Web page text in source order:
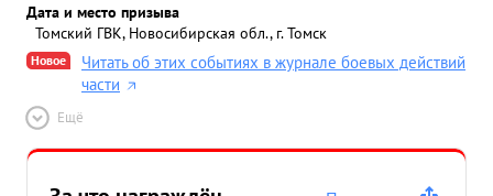
Дата и место призыва
Томский ГВК, Новосибирская обл., г. Томск
Новое
Читать об этих событиях в журнале боевых действий
части
Ещё